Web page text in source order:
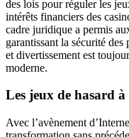
des lois pour réguler les
intérêts financiers des
cadre juridique a permis
garantissant la sécurité
et divertissement est
moderne.
Les jeux de hasard
Avec l’avènement